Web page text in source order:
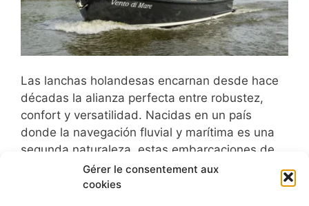
Gérer le consentement aux
cookies
Las lanchas holandesas encarnan desde hace
décadas la alianza perfecta entre robustez,
confort y versatilidad. Nacidas en un país
donde la navegación fluvial y marítima es una
segunda naturaleza, estas embarcaciones de
acero seducen por su habitabilidad, su
comportamiento en el mar y su capacidad para